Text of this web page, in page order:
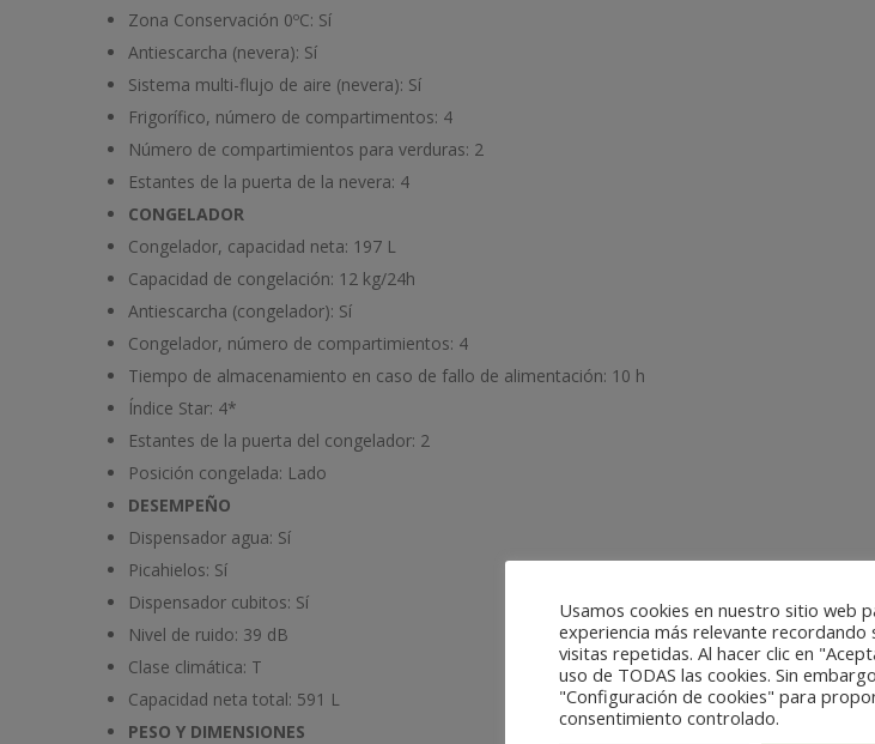
Zona Conservación 0ºC: Sí
Antiescarcha (nevera): Sí
Sistema multi-flujo de aire (nevera): Sí
Frigorífico, número de compartimentos: 4
Número de compartimientos para verduras: 2
Estantes de la puerta de la nevera: 4
CONGELADOR
Congelador, capacidad neta: 197 L
Capacidad de congelación: 12 kg/24h
Antiescarcha (congelador): Sí
Congelador, número de compartimientos: 4
Tiempo de almacenamiento en caso de fallo de alimentación: 10 h
Índice Star: 4*
Estantes de la puerta del congelador: 2
Posición congelada: Lado
DESEMPEÑO
Dispensador agua: Sí
Picahielos: Sí
Dispensador cubitos: Sí
Nivel de ruido: 39 dB
Clase climática: T
Capacidad neta total: 591 L
PESO Y DIMENSIONES
Usamos cookies en nuestro sitio web
experiencia más relevante recordando
visitas repetidas. Al hacer clic en
uso de TODAS las cookies. Sin
"Configuración de cookies" para
consentimiento controlado.